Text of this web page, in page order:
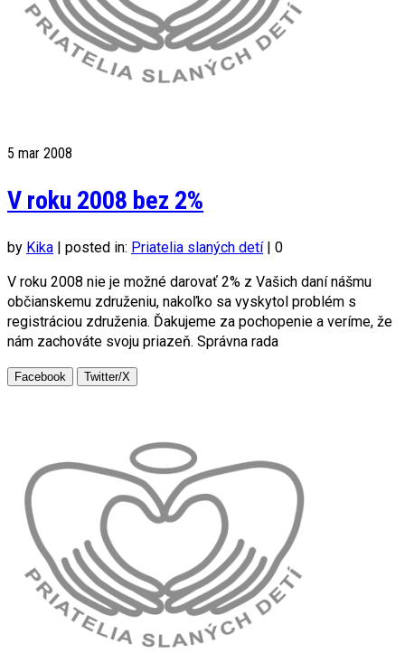
5 mar 2008
V roku 2008 bez 2%
by Kika | posted in: Priatelia slaných detí | 0
V roku 2008 nie je možné darovať 2% z Vašich daní nášmu
občianskemu združeniu, nakoľko sa vyskytol problém s
registráciou združenia. Ďakujeme za pochopenie a veríme, že
nám zachováte svoju priazeň. Správna rada
Facebook Twitter/X